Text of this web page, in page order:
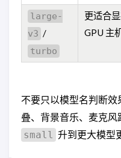
large-
v3 /
turbo
更适合
GPU 主
不要只以模型名判断
叠、背景音乐、麦克
small 升到更大模型